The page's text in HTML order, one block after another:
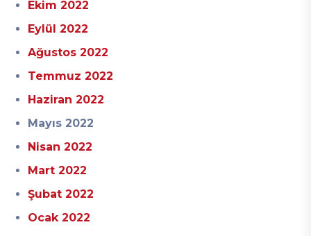
Ekim 2022
Eylül 2022
Ağustos 2022
Temmuz 2022
Haziran 2022
Mayıs 2022
Nisan 2022
Mart 2022
Şubat 2022
Ocak 2022